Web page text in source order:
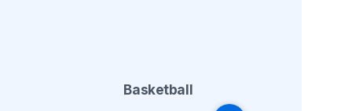
Basketball